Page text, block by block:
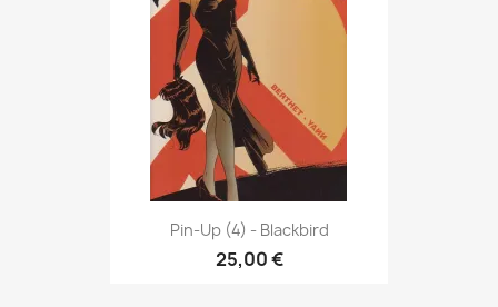
Pin-Up (4) - Blackbird
25,00 €